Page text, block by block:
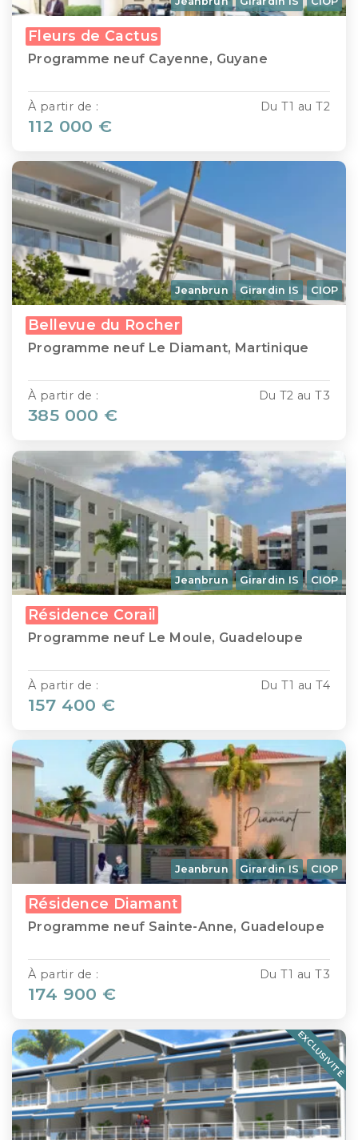
Fleurs de Cactus
Programme neuf Cayenne, Guyane
Du T1 au T2
À partir de :
112 000 €
Jeanbrun Girardin IS CIOP
Bellevue du Rocher
Programme neuf Le Diamant, Martinique
Du T2 au T3
À partir de :
385 000 €
Jeanbrun Girardin IS CIOP
Résidence Corail
Programme neuf Le Moule, Guadeloupe
Du T1 au T4
À partir de :
157 400 €
Jeanbrun Girardin IS CIOP
Résidence Diamant
Programme neuf Sainte-Anne, Guadeloupe
Du T1 au T3
À partir de :
174 900 €
EXCLUSIVITÉ